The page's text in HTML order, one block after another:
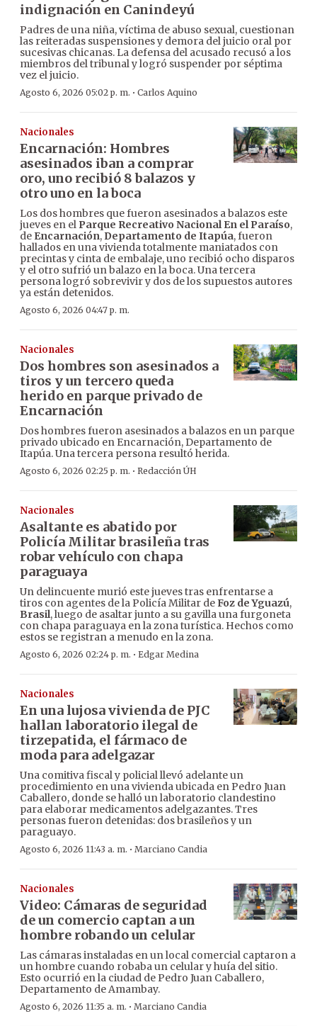
indignación en Canindeyú
Padres de una niña, víctima de abuso sexual, cuestionan
las reiteradas suspensiones y demora del juicio oral por
sucesivas chicanas. La defensa del acusado recusó a los
miembros del tribunal y logró suspender por séptima
vez el juicio.
Agosto 6, 2026 05:02 p. m. · Carlos Aquino
Nacionales
Encarnación: Hombres
asesinados iban a comprar
oro, uno recibió 8 balazos y
otro uno en la boca
Los dos hombres que fueron asesinados a balazos este
jueves en el Parque Recreativo Nacional En el Paraíso,
de Encarnación, Departamento de Itapúa, fueron
hallados en una vivienda totalmente maniatados con
precintas y cinta de embalaje, uno recibió ocho disparos
y el otro sufrió un balazo en la boca. Una tercera
persona logró sobrevivir y dos de los supuestos autores
ya están detenidos.
Agosto 6, 2026 04:47 p. m.
Nacionales
Dos hombres son asesinados a
tiros y un tercero queda
herido en parque privado de
Encarnación
Dos hombres fueron asesinados a balazos en un parque
privado ubicado en Encarnación, Departamento de
Itapúa. Una tercera persona resultó herida.
Agosto 6, 2026 02:25 p. m. · Redacción ÚH
Nacionales
Asaltante es abatido por
Policía Militar brasileña tras
robar vehículo con chapa
paraguaya
Un delincuente murió este jueves tras enfrentarse a
tiros con agentes de la Policía Militar deFoz de Yguazú,
Brasil, luego de asaltar junto a su gavilla una furgoneta
con chapa paraguaya en la zona turística. Hechos como
estos se registran a menudo en la zona.
Agosto 6, 2026 02:24 p. m. · Edgar Medina
Nacionales
En una lujosa vivienda de PJC
hallan laboratorio ilegal de
tirzepatida, el fármaco de
moda para adelgazar
Una comitiva fiscal y policial llevó adelante un
procedimiento en una vivienda ubicada en Pedro Juan
Caballero, donde se halló un laboratorio clandestino
para elaborar medicamentos adelgazantes. Tres
personas fueron detenidas: dos brasileños y un
paraguayo.
Agosto 6, 2026 11:43 a. m. · Marciano Candia
Nacionales
Video: Cámaras de seguridad
de un comercio captan a un
hombre robando un celular
Las cámaras instaladas en un local comercial captaron a
un hombre cuando robaba un celular y huía del sitio.
Esto ocurrió en la ciudad de Pedro Juan Caballero,
Departamento de Amambay.
Agosto 6, 2026 11:35 a. m. · Marciano Candia